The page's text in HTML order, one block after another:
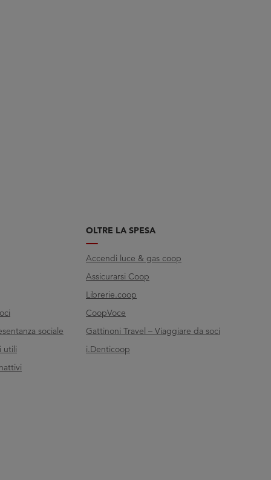
sociale
utili
OLTRE LA SPESA
Accendi luce & gas coop
Assicurarsi Coop
Librerie.coop
CoopVoce
Gattinoni Travel – Viaggiare da soci
i.Denticoop